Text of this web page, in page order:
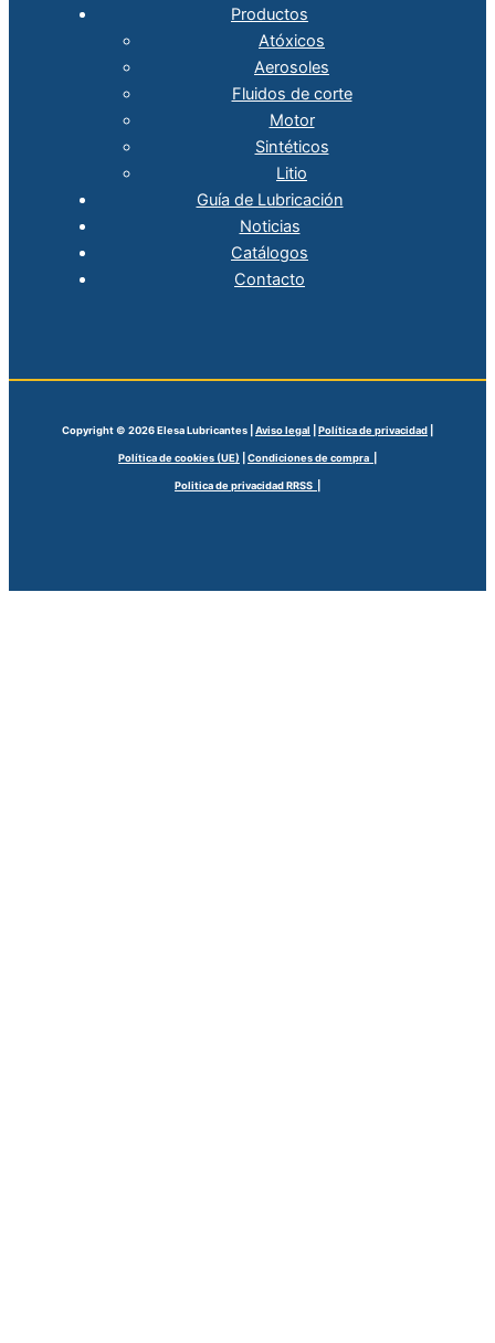
Productos
Atóxicos
Aerosoles
Fluidos de corte
Motor
Sintéticos
Litio
Guía de Lubricación
Noticias
Catálogos
Contacto
Copyright © 2026 Elesa Lubricantes | Aviso legal Política de privacidad
Política de cookies (UE) Condiciones de compra |
Politica de privacidad RRSS |